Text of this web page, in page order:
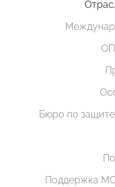
Бюро по
Поддержка